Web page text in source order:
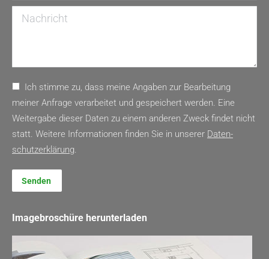
Nachricht
Ich stimme zu, dass meine Angaben zur Bearbeitung
meiner Anfrage verarbeitet und gespeichert werden. Eine
Weitergabe dieser Daten zu einem anderen Zweck findet nicht
statt. Weitere Informationen finden Sie in unserer Daten­
schutz­erklärung.
Senden
Imagebroschüre herunterladen